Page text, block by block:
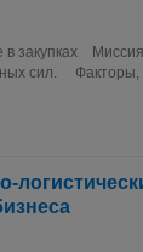
закупках
сил.